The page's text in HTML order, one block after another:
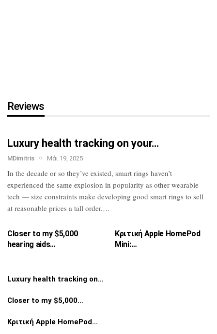
Reviews
Luxury health tracking on your…
MDimitris Μάι 19, 2025
In the decade or so they’ve existed, smart rings haven’t
experienced the same explosion in popularity as other wearable
tech — size constraints make developing good smart rings to sell
at reasonable prices a tall order.…
Closer to my $5,000
hearing aids…
Κριτική Apple HomePod
Mini:…
Luxury health tracking on…
Closer to my $5,000…
Κριτική Apple HomePod…